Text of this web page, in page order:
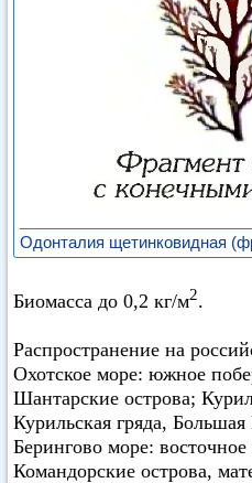
Одонталия щетинковидная
Биомасса до 0,2 кг/м2.
Распространение на
Охотское море: южное
Шантарские острова;
Курильская гряда, Большая
Берингово море:
Командорские острова,